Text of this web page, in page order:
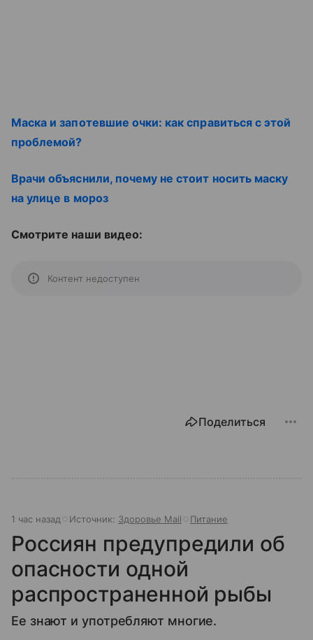
Маска и запотевшие очки: как справиться с этой
проблемой?
Врачи объяснили, почему не стоит носить маску
на улице в мороз
Смотрите наши видео:
Контент недоступен
Поделиться
1 час назад Источник: Здоровье Mail Питание
Россиян предупредили об
опасности одной
распространенной рыбы
Ее знают и употребляют многие.